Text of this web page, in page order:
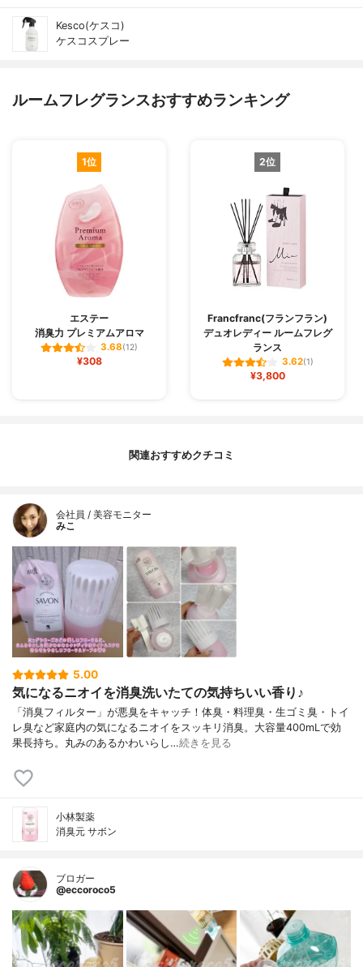
Kesco(ケスコ)
ケスコスプレー
ルームフレグランスおすすめランキング
1位
エステー
消臭力 プレミアムアロマ
3.68(12)
¥308
2位
Francfranc(フランフラン)
デュオレディー ルームフレグ
ランス
3.62(1)
¥3,800
関連おすすめクチコミ
会社員 / 美容モニター
みこ
5.00
気になるニオイを消臭洗いたての気持ちいい香り♪
「消臭フィルター」が悪臭をキャッチ！体臭・料理臭・生ゴミ臭・トイ
レ臭など家庭内の気になるニオイをスッキリ消臭。大容量400mLで効
果長持ち。丸みのあるかわいらし…続きを見る
小林製薬
消臭元 サボン
ブロガー
@eccoroco5